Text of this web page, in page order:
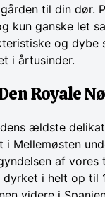
til din dør.
kun ganske let
og dybe
i årtusinder.
Royale
ældste
Mellemøsten
af vores
i helt op til